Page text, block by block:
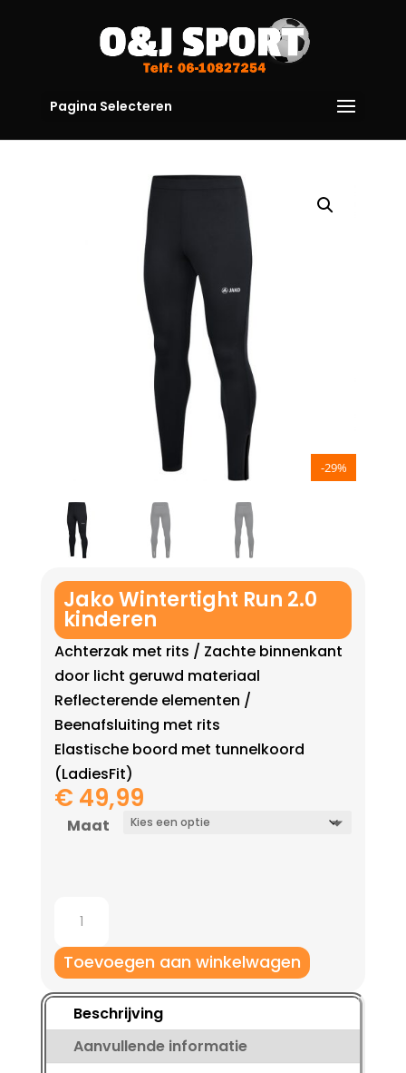
Pagina Selecteren
-29%
Jako Wintertight Run 2.0
kinderen
Achterzak met rits / Zachte binnenkant
door licht geruwd materiaal
Reflecterende elementen /
Beenafsluiting met rits
Elastische boord met tunnelkoord
(LadiesFit)
€ 49,99
Maat
Wintertight
Run
2.0
kinderen
aantal
Toevoegen aan winkelwagen
Beschrijving
Aanvullende informatie